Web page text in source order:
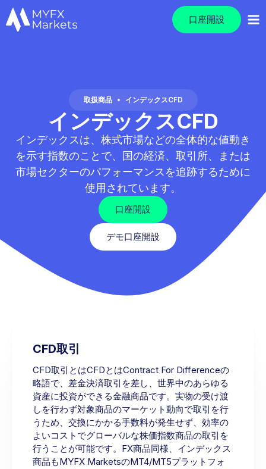
口座開設
取扱商品 • インデックスCFD
インデックスCFD
インデックスは、株式市場などの全体的な値動き
を示す指数のことで、国の経済、取引所、または
市場セクターのパフォーマンスを追跡するために
使用されています。
口座開設
デモ口座開設
CFD取引
CFD取引とはCFDとはContract For Differenceの
略語で、差金決済取引を差し、世界中のあらゆる
資産に投資ができる金融商品です。実物の受け渡
しを行わず対象商品のマーケット動向で取引を行
うため、交換にかかる手数料が発生せず、効率の
よいコストでグローバルな株価指数商品の取引を
行うことが可能です。FX商品同様、インデックス
商品もMYFX MarketsのMT4/MT5プラットフォ